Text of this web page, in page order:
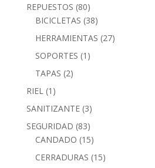
REPUESTOS (80)
BICICLETAS (38)
HERRAMIENTAS (27)
SOPORTES (1)
TAPAS (2)
RIEL (1)
SANITIZANTE (3)
SEGURIDAD (83)
CANDADO (15)
CERRADURAS (15)